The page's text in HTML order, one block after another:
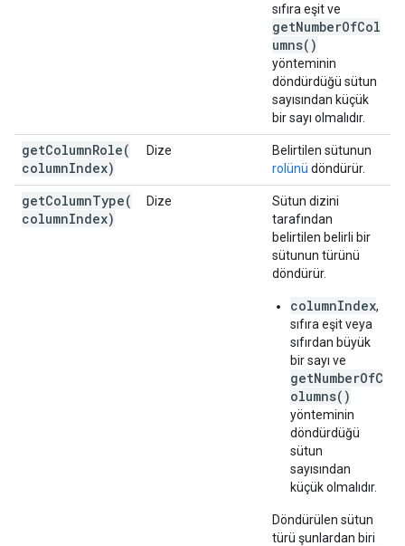
sıfıra eşit ve
getNumberOfCol
umns()
yönteminin
döndürdüğü sütun
sayısından küçük
bir sayı olmalıdır.
getColumnRole(
columnIndex)
Dize
Belirtilen sütunun
rolünü döndürür.
getColumnType(
columnIndex)
Dize
Sütun dizini
tarafından
belirtilen belirli bir
sütunun türünü
döndürür.
columnIndex,
sıfıra eşit veya
sıfırdan büyük
bir sayı ve
getNumberOfC
olumns()
yönteminin
döndürdüğü
sütun
sayısından
küçük olmalıdır.
Döndürülen sütun
türü şunlardan biri